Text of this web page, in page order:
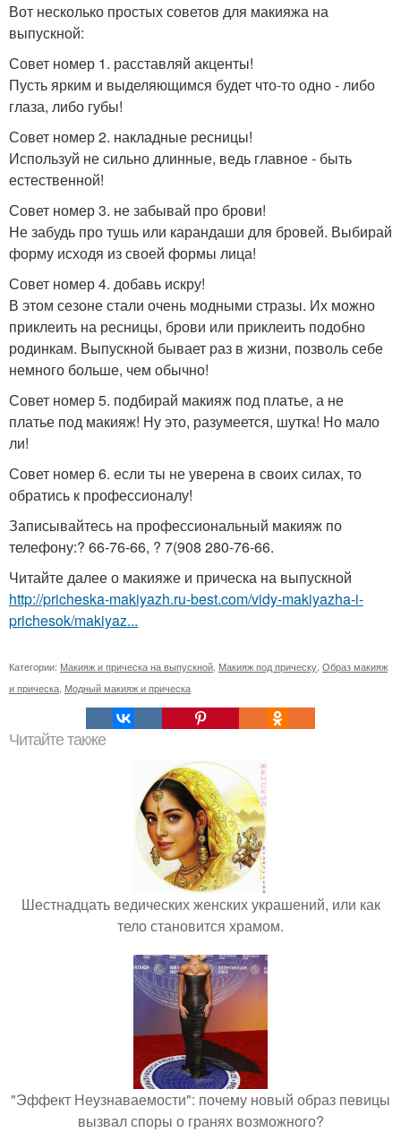
Вот несколько простых советов для макияжа на
выпускной:
Совет номер 1. расставляй акценты!
Пусть ярким и выделяющимся будет что-то одно - либо
глаза, либо губы!
Совет номер 2. накладные ресницы!
Используй не сильно длинные, ведь главное - быть
естественной!
Совет номер 3. не забывай про брови!
Не забудь про тушь или карандаши для бровей. Выбирай
форму исходя из своей формы лица!
Совет номер 4. добавь искру!
В этом сезоне стали очень модными стразы. Их можно
приклеить на ресницы, брови или приклеить подобно
родинкам. Выпускной бывает раз в жизни, позволь себе
немного больше, чем обычно!
Совет номер 5. подбирай макияж под платье, а не
платье под макияж! Ну это, разумеется, шутка! Но мало
ли!
Совет номер 6. если ты не уверена в своих силах, то
обратись к профессионалу!
Записывайтесь на профессиональный макияж по
телефону:? 66-76-66, ? 7(908 280-76-66.
Читайте далее о макияже и прическа на выпускной
http://pricheska-makiyazh.ru-best.com/vidy-makiyazha-i-
prichesok/makiyaz...
Категории: Макияж и прическа на выпускной Макияж под прическу Образ макияж
и прическа Модный макияж и прическа
Читайте также
Шестнадцать ведических женских украшений, или как
тело становится храмом.
"Эффект Неузнаваемости": почему новый образ певицы
вызвал споры о гранях возможного?